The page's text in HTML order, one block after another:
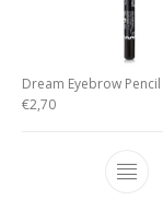
Dream Eyebrow Pencil
€2,70